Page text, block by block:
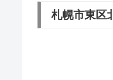
札幌市東区